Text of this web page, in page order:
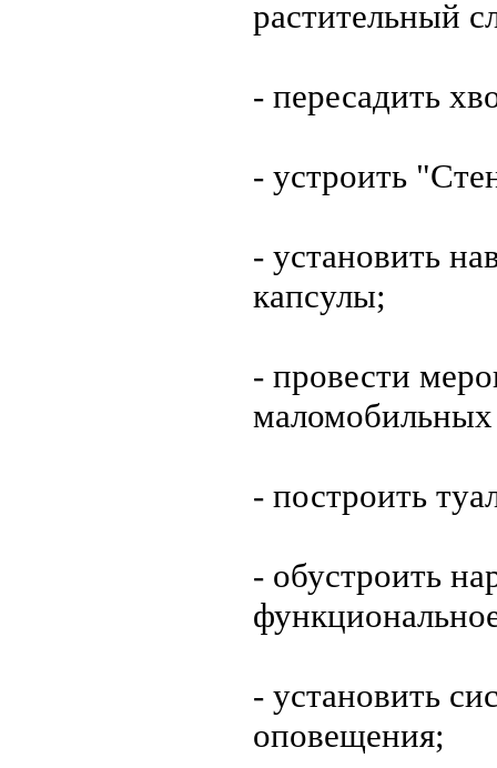
растительный
- пересадить
- устроить
- установить
капсулы;
- провести
маломобильных
- построить
- обустроить
- установить
оповещения;